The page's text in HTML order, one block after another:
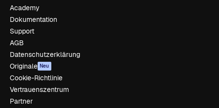
Academy
Dokumentation
Support
AGB
Datenschutzerklärung
Originale Neu
Cookie-Richtlinie
Vertrauenszentrum
Partner